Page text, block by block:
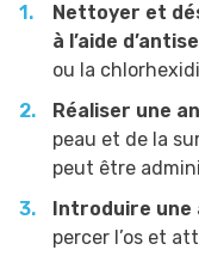
Nettoyer et
à l’aide
ou la
Réaliser une
peau et de la
peut être
Introduire une
percer l’os et